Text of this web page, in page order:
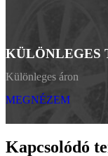
KÜLÖNLEGES
Különleges áron
MEGNÉZEM
Kapcsolódó